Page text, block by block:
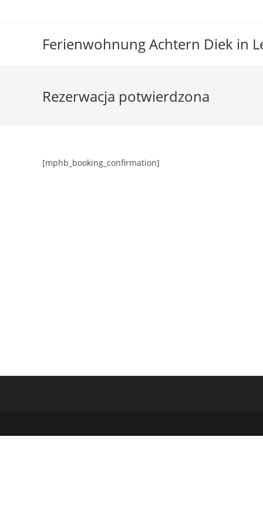
Ferienwohnung Achtern Diek in
Rezerwacja potwierdzona
[mphb_booking_confirmation]